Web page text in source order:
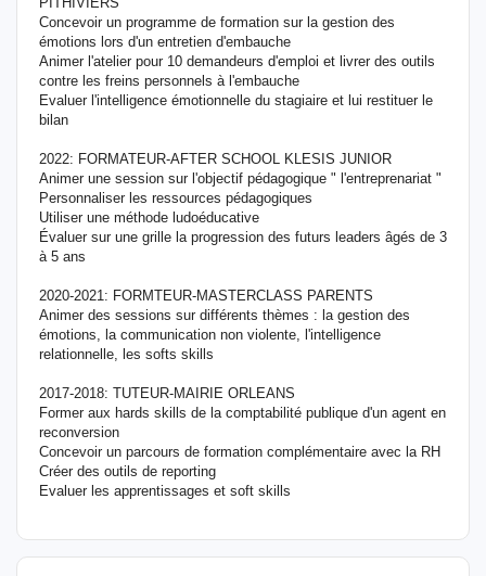
Concevoir un programme de formation sur la gestion des
émotions lors d'un entretien d'embauche
Animer l'atelier pour 10 demandeurs d'emploi et livrer des outils
contre les freins personnels à l'embauche
Evaluer l'intelligence émotionnelle du stagiaire et lui restituer le
bilan
2022: FORMATEUR-AFTER SCHOOL KLESIS JUNIOR
Animer une session sur l'objectif pédagogique " l'entreprenariat "
Personnaliser les ressources pédagogiques
Utiliser une méthode ludoéducative
Évaluer sur une grille la progression des futurs leaders âgés de 3
à 5 ans
2020-2021: FORMTEUR-MASTERCLASS PARENTS
Animer des sessions sur différents thèmes : la gestion des
émotions, la communication non violente, l'intelligence
relationnelle, les softs skills
2017-2018: TUTEUR-MAIRIE ORLEANS
Former aux hards skills de la comptabilité publique d'un agent en
reconversion
Concevoir un parcours de formation complémentaire avec la RH
Créer des outils de reporting
Evaluer les apprentissages et soft skills